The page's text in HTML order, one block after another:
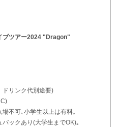
ブツアー2024 "Dragon"
ドリンク代別途要)
不可､小学生以上は有料｡
ックあり(大学生までOK)｡